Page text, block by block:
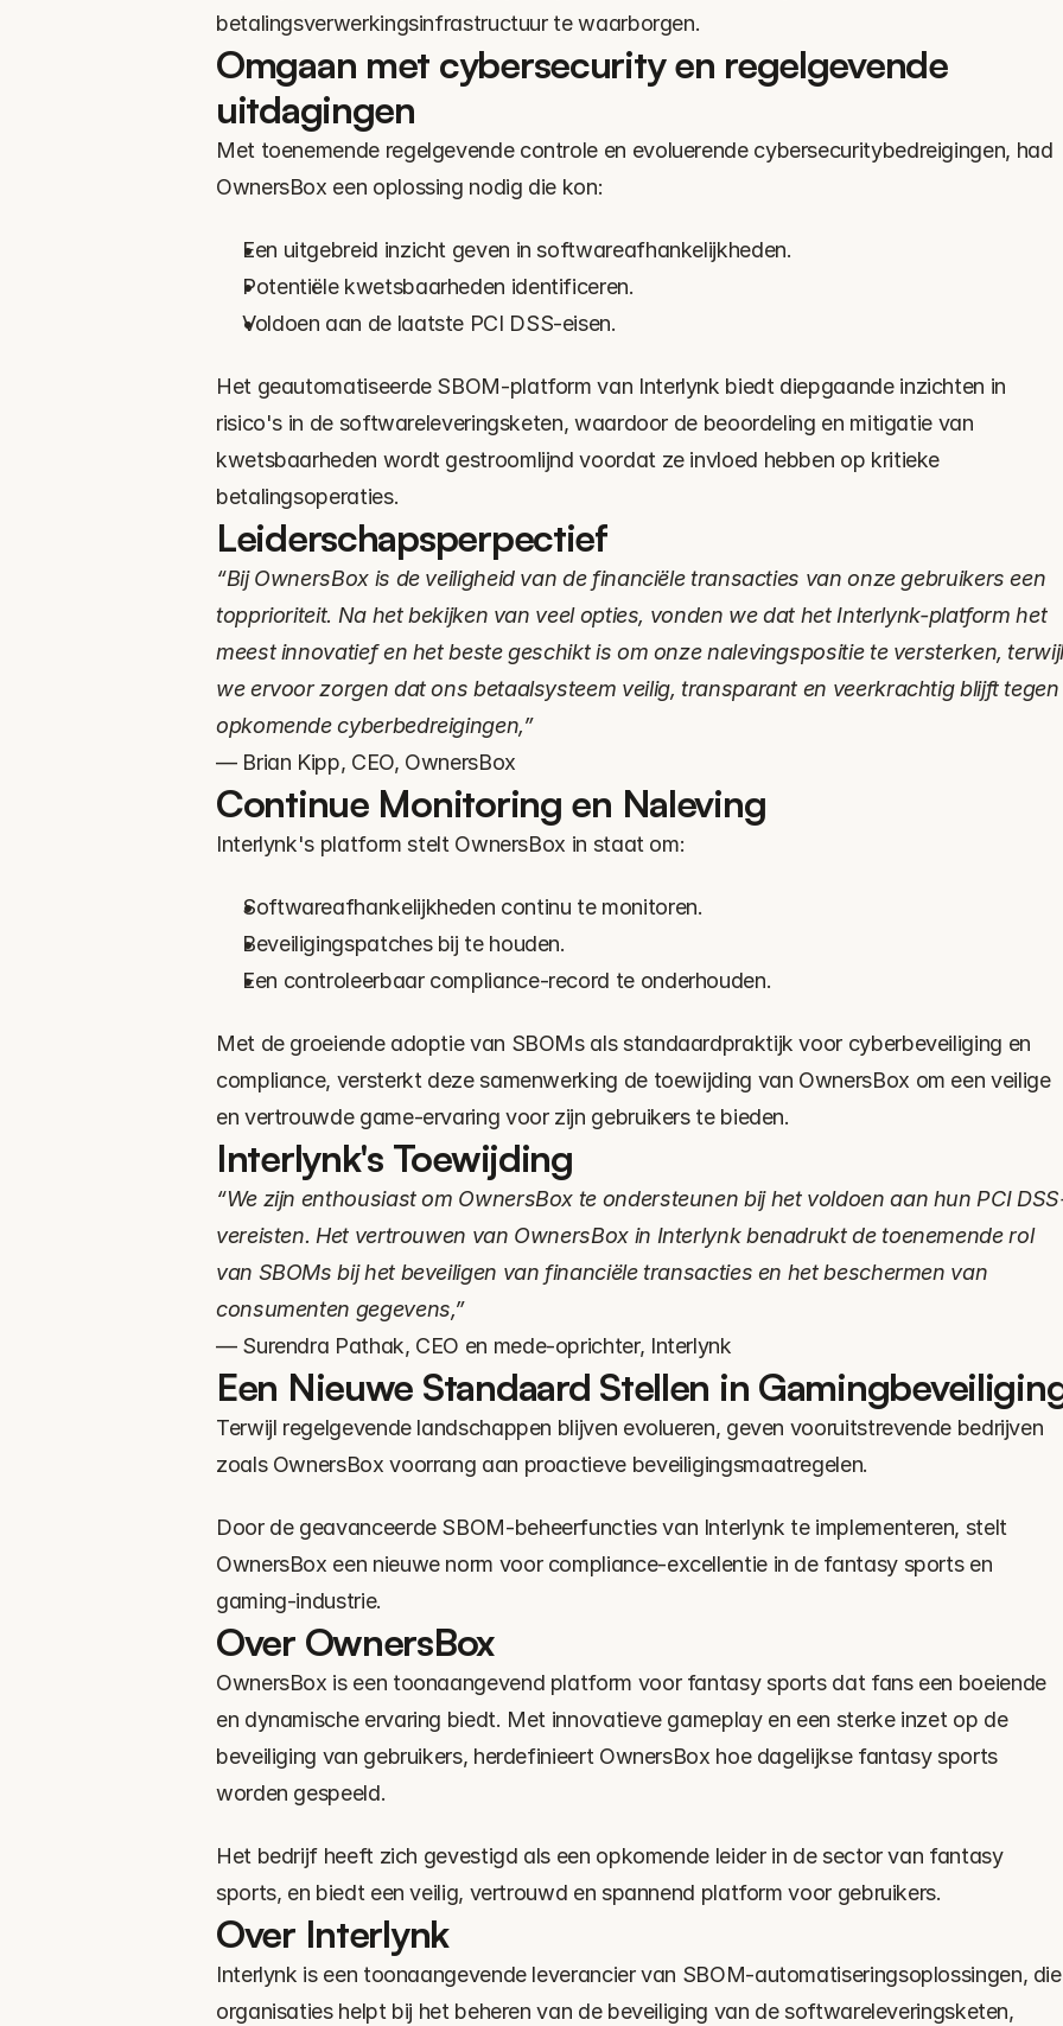
betalingsverwerkingsinfrastructuur te waarborgen.
Omgaan met cybersecurity en regelgevende
uitdagingen
Met toenemende regelgevende controle en evoluerende cybersecuritybedreigingen, had
OwnersBox een oplossing nodig die kon:
Een uitgebreid inzicht geven in softwareafhankelijkheden.
Potentiële kwetsbaarheden identificeren.
Voldoen aan de laatste PCI DSS-eisen.
Het geautomatiseerde SBOM-platform van Interlynk biedt diepgaande inzichten in
risico's in de softwareleveringsketen, waardoor de beoordeling en mitigatie van
kwetsbaarheden wordt gestroomlijnd voordat ze invloed hebben op kritieke
betalingsoperaties.
Leiderschapsperpectief
“Bij OwnersBox is de veiligheid van de financiële transacties van onze gebruikers een
topprioriteit. Na het bekijken van veel opties, vonden we dat het Interlynk-platform het
meest innovatief en het beste geschikt is om onze nalevingspositie te versterken, terwijl
we ervoor zorgen dat ons betaalsysteem veilig, transparant en veerkrachtig blijft tegen
opkomende cyberbedreigingen,”
— Brian Kipp, CEO, OwnersBox
Continue Monitoring en Naleving
Interlynk's platform stelt OwnersBox in staat om:
Softwareafhankelijkheden continu te monitoren.
Beveiligingspatches bij te houden.
Een controleerbaar compliance-record te onderhouden.
Met de groeiende adoptie van SBOMs als standaardpraktijk voor cyberbeveiliging en
compliance, versterkt deze samenwerking de toewijding van OwnersBox om een veilige
en vertrouwde game-ervaring voor zijn gebruikers te bieden.
Interlynk's Toewijding
“We zijn enthousiast om OwnersBox te ondersteunen bij het voldoen aan hun PCI
vereisten. Het vertrouwen van OwnersBox in Interlynk benadrukt de toenemende rol
van SBOMs bij het beveiligen van financiële transacties en het beschermen van
consumenten gegevens,”
— Surendra Pathak, CEO en mede-oprichter, Interlynk
Een Nieuwe Standaard Stellen in
Terwijl regelgevende landschappen blijven evolueren, geven vooruitstrevende bedrijven
zoals OwnersBox voorrang aan proactieve beveiligingsmaatregelen.
Door de geavanceerde SBOM-beheerfuncties van Interlynk te implementeren, stelt
OwnersBox een nieuwe norm voor compliance-excellentie in de fantasy sports en
gaming-industrie.
Over OwnersBox
OwnersBox is een toonaangevend platform voor fantasy sports dat fans een boeiende
en dynamische ervaring biedt. Met innovatieve gameplay en een sterke inzet op de
beveiliging van gebruikers, herdefinieert OwnersBox hoe dagelijkse fantasy sports
worden gespeeld.
Het bedrijf heeft zich gevestigd als een opkomende leider in de sector van fantasy
sports, en biedt een veilig, vertrouwd en spannend platform voor gebruikers.
Over Interlynk
Interlynk is een toonaangevende leverancier van SBOM-automatiseringsoplossingen, die
organisaties helpt bij het beheren van de beveiliging van de softwareleveringsketen,